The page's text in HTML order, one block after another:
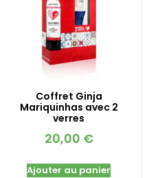
Coffret Ginja
Mariquinhas avec 2
verres
20,00 €
Ajouter au panier